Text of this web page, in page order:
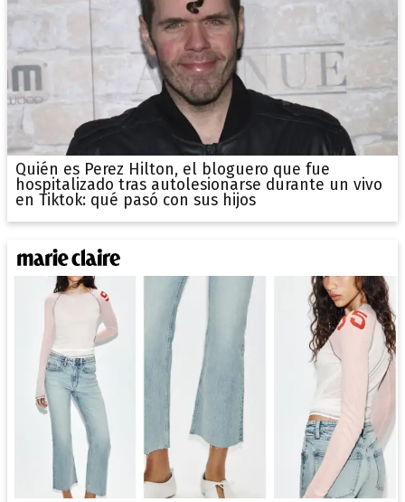
Quién es Perez Hilton, el bloguero que fue
hospitalizado tras autolesionarse durante un vivo
en Tiktok: qué pasó con sus hijos